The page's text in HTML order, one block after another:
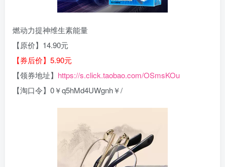
燃动力提神维生素能量
【原价】14.90元
【券后价】5.90元
【领券地址】 https://s.click.taobao.com/OSmsKOu
【淘口令】0￥q5hMd4UWgnh￥/